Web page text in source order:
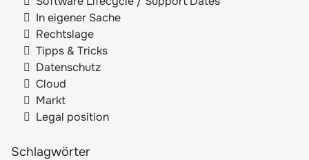
In eigener Sache
Rechtslage
Tipps & Tricks
Datenschutz
Cloud
Markt
Legal position
Schlagwörter